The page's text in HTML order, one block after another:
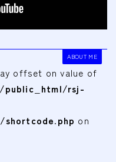
ABOUT ME
offset on value of
public_html/rsj-
on